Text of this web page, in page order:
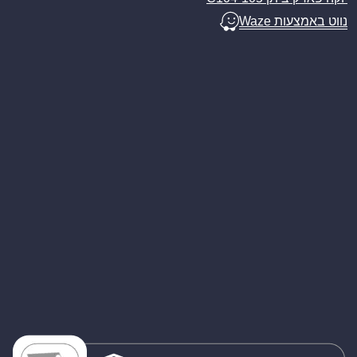
נווט באמצעות Waze